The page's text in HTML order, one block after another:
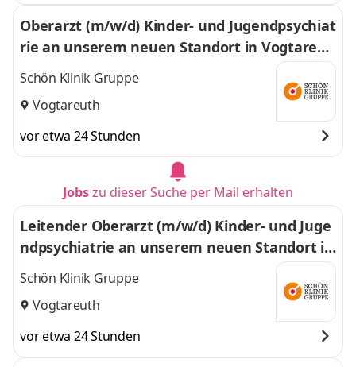
Oberarzt (m/w/d) Kinder- und Jugendpsychiat
rie an unserem neuen Standort in Vogtareut
h
Schön Klinik Gruppe
Vogtareuth
vor etwa 24 Stunden
Jobszu dieser Suche per Mail erhalten
Leitender Oberarzt (m/w/d) Kinder- und Juge
ndpsychiatrie an unserem neuen Standort in
Vogtareuth
Schön Klinik Gruppe
Vogtareuth
vor etwa 24 Stunden